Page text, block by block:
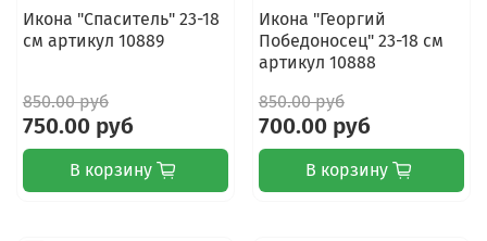
Икона "Спаситель" 23-18
см артикул 10889
850.00 руб
750.00 руб
В корзину
Икона "Георгий
Победоносец" 23-18 см
артикул 10888
850.00 руб
700.00 руб
В корзину